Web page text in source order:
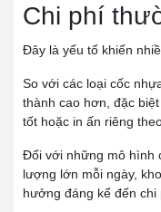
Chi phí
Đây là yếu tố khiến
So với các loại cốc
thành cao hơn, đặc
tốt hoặc in ấn riêng
Đối với những mô hình
lượng lớn mỗi ngày,
hưởng đáng kể đến chi